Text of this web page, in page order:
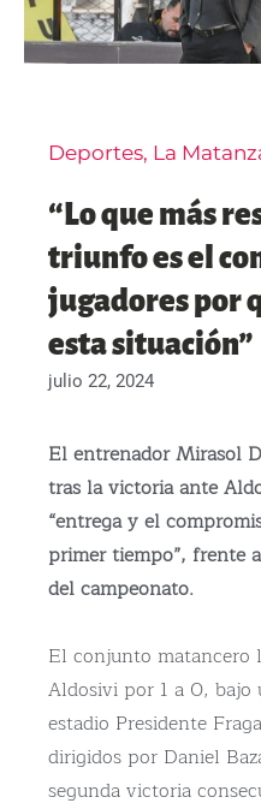
Deportes, La
“Lo que más
triunfo es el
jugadores por
esta situación”
julio 22, 2024
El entrenador Mirasol
tras la victoria ante
“entrega y el
primer tiempo”, frente
del campeonato.
El conjunto matancero
Aldosivi por 1 a 0,
estadio Presidente
dirigidos por Daniel
segunda victoria